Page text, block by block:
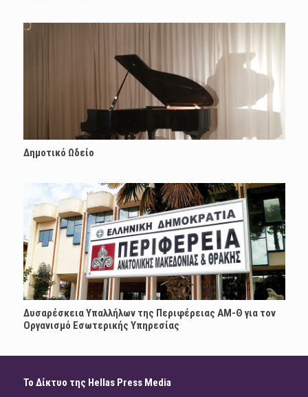
Δημοτικό Ωδείο
Δυσαρέσκεια Υπαλλήλων της Περιφέρειας ΑΜ-Θ για τον
Οργανισμό Εσωτερικής Υπηρεσίας
Το Δίκτυο της Hellas Press Media